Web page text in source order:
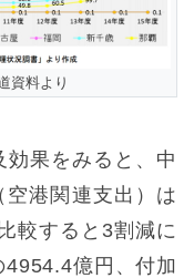
資料より
果をみると、中
港関連支出）は
較すると3割減に
億円、付加